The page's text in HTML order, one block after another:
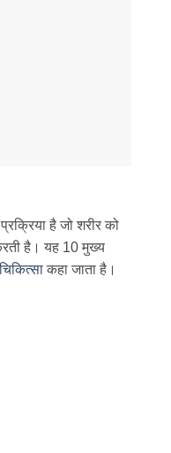
है जो शरीर को
है। यह 10 मुख्य
कहा जाता है।